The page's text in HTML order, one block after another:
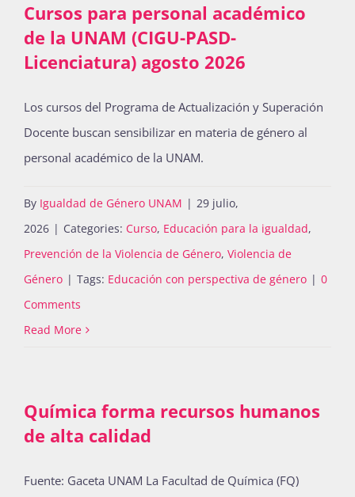
Cursos para personal académico
de la UNAM (CIGU-PASD-
Licenciatura) agosto 2026
Los cursos del Programa de Actualización y Superación
Docente buscan sensibilizar en materia de género al
personal académico de la UNAM.
By Igualdad de Género UNAM | 29 julio,
2026 | Categories: Curso, Educación para la igualdad,
Prevención de la Violencia de Género, Violencia de
Género | Tags: Educación con perspectiva de género | 0
Comments
Read More
Química forma recursos humanos
de alta calidad
Fuente: Gaceta UNAM La Facultad de Química (FQ)